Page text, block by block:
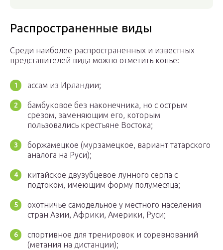
Распространенные виды
Среди наиболее распространенных и известных
представителей вида можно отметить копье:
ассам из Ирландии;
бамбуковое без наконечника, но с острым
срезом, заменяющим его, которым
пользовались крестьяне Востока;
боржамецкое (мурзамецкое, вариант татарского
аналога на Руси);
китайское двузубцевое лунного серпа с
подтоком, имеющим форму полумесяца;
охотничье самодельное у местного населения
стран Азии, Африки, Америки, Руси;
спортивное для тренировок и соревнований
(метания на дистанции);